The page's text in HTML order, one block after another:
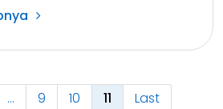
... 9 10 11 Last